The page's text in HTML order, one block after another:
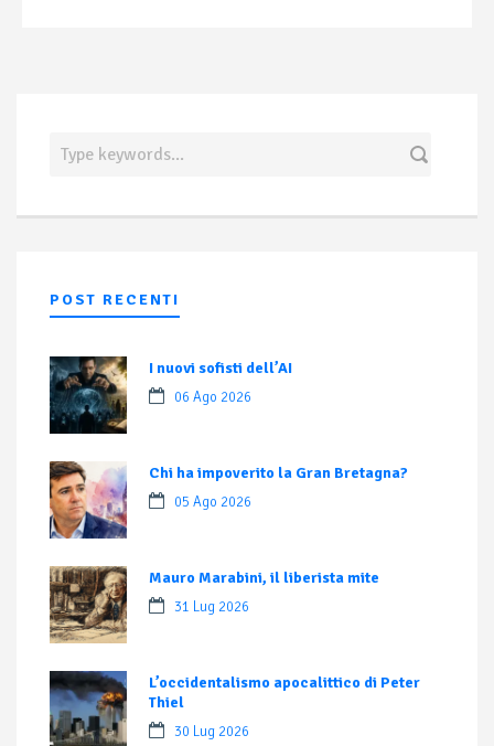
POST RECENTI
I nuovi sofisti dell’AI
06 Ago 2026
Chi ha impoverito la Gran Bretagna?
05 Ago 2026
Mauro Marabini, il liberista mite
31 Lug 2026
L’occidentalismo apocalittico di Peter
Thiel
30 Lug 2026